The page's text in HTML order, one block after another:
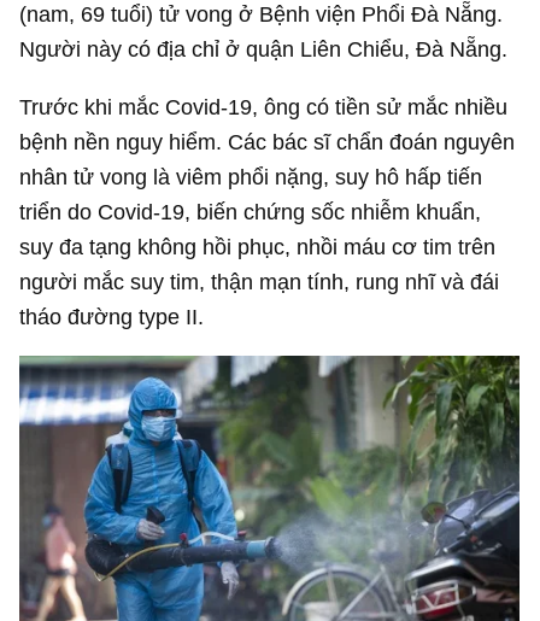
(nam, 69 tuổi) tử vong ở Bệnh viện Phổi Đà Nẵng.
Người này có địa chỉ ở quận Liên Chiểu, Đà Nẵng.
Trước khi mắc Covid-19, ông có tiền sử mắc nhiều
bệnh nền nguy hiểm. Các bác sĩ chẩn đoán nguyên
nhân tử vong là viêm phổi nặng, suy hô hấp tiến
triển do Covid-19, biến chứng sốc nhiễm khuẩn,
suy đa tạng không hồi phục, nhồi máu cơ tim trên
người mắc suy tim, thận mạn tính, rung nhĩ và đái
tháo đường type II.